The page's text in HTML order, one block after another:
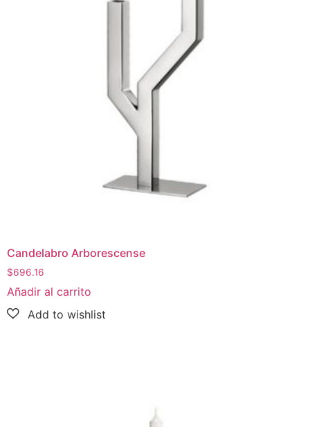
Candelabro Arborescense
$696.16
Añadir al carrito